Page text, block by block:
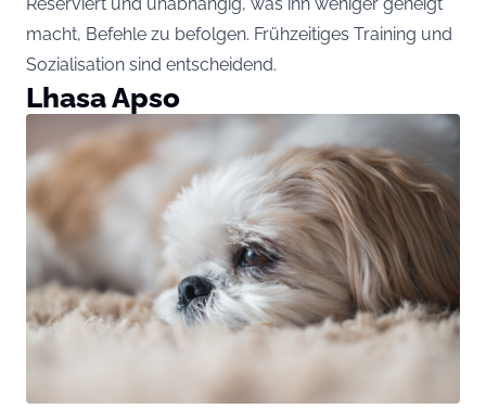
Reserviert und unabhängig, was ihn weniger geneigt
macht, Befehle zu befolgen. Frühzeitiges Training und
Sozialisation sind entscheidend.
Lhasa Apso